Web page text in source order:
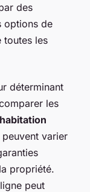
des
options de
toutes les
déterminant
les
varier
propriété.
peut